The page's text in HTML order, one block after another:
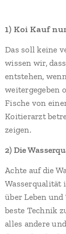
1) Koi Kauf
Das soll keine
wissen wir,
entstehen,
weitergegeben
Fische von
Koitierarzt
zeigen.
2) Die
Achte auf die
Wasserqualität
über Leben
beste Technik
alles andere